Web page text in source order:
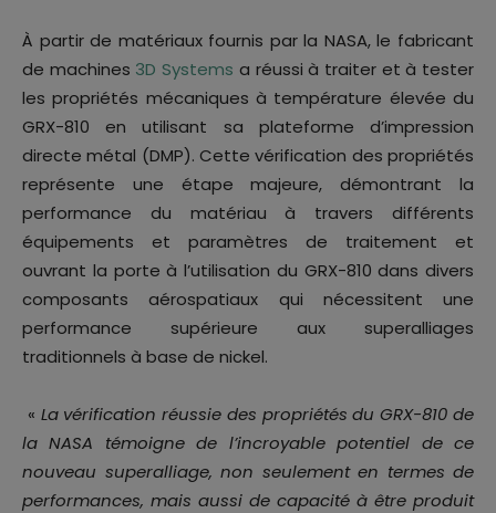
À partir de matériaux fournis par la NASA, le fabricant
de machines 3D Systems a réussi à traiter et à tester
les propriétés mécaniques à température élevée du
GRX-810 en utilisant sa plateforme d’impression
directe métal (DMP). Cette vérification des propriétés
représente une étape majeure, démontrant la
performance du matériau à travers différents
équipements et paramètres de traitement et
ouvrant la porte à l’utilisation du GRX-810 dans divers
composants aérospatiaux qui nécessitent une
performance supérieure aux superalliages
traditionnels à base de nickel.
« La vérification réussie des propriétés du GRX-810 de
la NASA témoigne de l’incroyable potentiel de ce
nouveau superalliage, non seulement en termes de
performances, mais aussi de capacité à être produit